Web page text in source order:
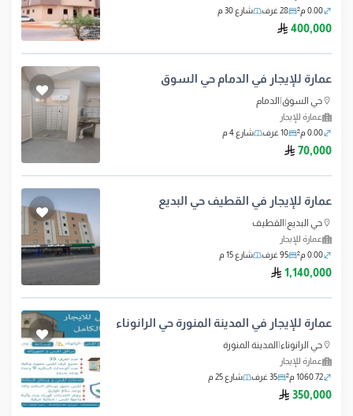
0.00 م²
28 غرف شارع 30 م
400,000 ريال سعودي
عمارة للإيجار في الدمام حي السوق
حي السوق الدمام
عمارة للإيجار
0.00 م²
10 غرف شارع 4 م
70,000 ريال سعودي
عمارة للإيجار في القطيف حي البديع
حي البديع القطيف
عمارة للإيجار
0.00 م²
95 غرف شارع 15 م
1,140,000 ريال سعودي
عمارة للإيجار في المدينة المنورة حي الرانوناء
حي الرانوناء المدينة المنورة
عمارة للإيجار
1060.72 م²
35 غرف شارع 25 م
350,000 ريال سعودي